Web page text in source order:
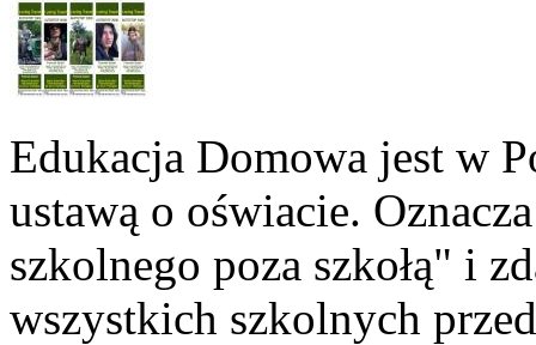
Edukacja Domowa jest w
ustawą o oświacie.
szkolnego poza szkołą" i
wszystkich szkolnych